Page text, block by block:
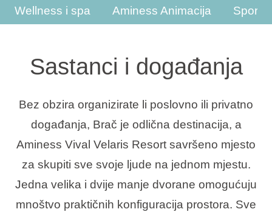
Brandovi
Blogovi
Wellness i spa Aminess Animacija
Sastanci i događanja
Bez obzira organizirate li poslovno ili privatno
događanja, Brač je odlična destinacija, a
Aminess Vival Velaris Resort savršeno mjesto
za skupiti sve svoje ljude na jednom mjestu.
Jedna velika i dvije manje dvorane omogućuju
mnoštvo praktičnih konfiguracija prostora. Sve